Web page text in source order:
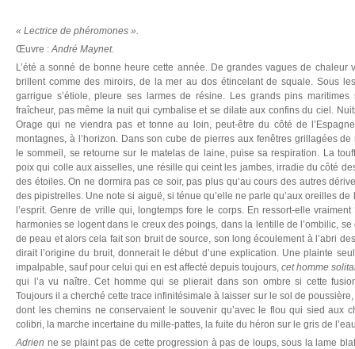
« Lectrice de phéromones ».
Œuvre :André Maynet.
L’été a sonné de bonne heure cette année. De grandes vagues de chaleur
brillent comme des miroirs, de la mer au dos étincelant de squale. Sous
garrigue s’étiole, pleure ses larmes de résine. Les grands pins maritimes
fraîcheur, pas même la nuit qui cymbalise et se dilate aux confins du ciel.
Orage qui ne viendra pas et tonne au loin, peut-être du côté de
montagnes, à l’horizon. Dans son cube de pierres aux fenêtres grillagées
le sommeil, se retourne sur le matelas de laine, puise sa respiration. La
poix qui colle aux aisselles, une résille qui ceint les jambes, irradie du côté
des étoiles. On ne dormira pas ce soir, pas plus qu’au cours des autres
des pipistrelles. Une note si aiguë, si ténue qu’elle ne parle qu’aux oreilles de
l’esprit. Genre de vrille qui, longtemps fore le corps. En ressort-elle
harmonies se logent dans le creux des poings, dans la lentille de l’ombilic,
de peau et alors cela fait son bruit de source, son long écoulement à l’abri
dirait l’origine du bruit, donnerait le début d’une explication. Une plainte
impalpable, sauf pour celui qui en est affecté depuis toujours, cet homme
qui l’a vu naître. Cet homme qui se plierait dans son ombre si cette
Toujours il a cherché cette trace infinitésimale à laisser sur le sol de
dont les chemins ne conservaient le souvenir qu’avec le flou qui sied aux
colibri, la marche incertaine du mille-pattes, la fuite du héron sur le gris de
Adrien ne se plaint pas de cette progression à pas de loups, sous la lame